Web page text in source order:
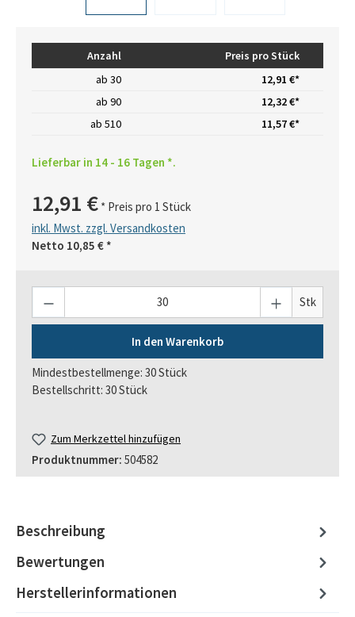
Anzahl
Preis pro Stück
ab 30
12,91 €*
ab 90
12,32 €*
ab 510 11,57 €*
Lieferbar in 14 - 16 Tagen *.
12,91 € * Preis pro 1 Stück
inkl. Mwst. zzgl. Versandkosten
Netto 10,85 € *
Stk
In den Warenkorb
Mindestbestellmenge: 30 Stück
Bestellschritt: 30 Stück
Zum Merkzettel hinzufügen
Produktnummer: 504582
Beschreibung
Bewertungen
Herstellerinformationen